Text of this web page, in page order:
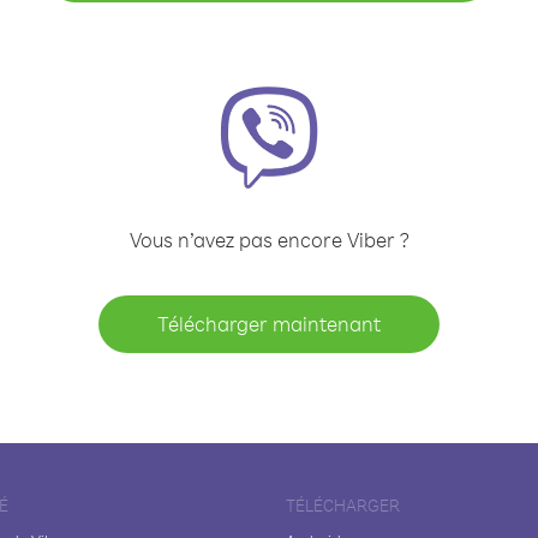
Vous n’avez pas encore Viber ?
Télécharger maintenant
TÉLÉCHARGER